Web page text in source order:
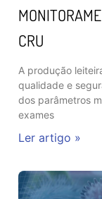
CRU
A produção
qualidade e
dos parâmetros
exames
Ler artigo »